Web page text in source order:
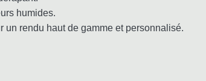
humides.
un rendu haut de gamme et personnalisé.